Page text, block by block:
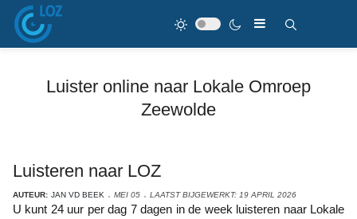
Luister online naar Lokale Omroep
Zeewolde
Luisteren naar LOZ
AUTEUR: JAN VD BEEK MEI 05 LAATST BIJGEWERKT: 19 APRIL 2026
U kunt 24 uur per dag 7 dagen in de week luisteren naar Lokale